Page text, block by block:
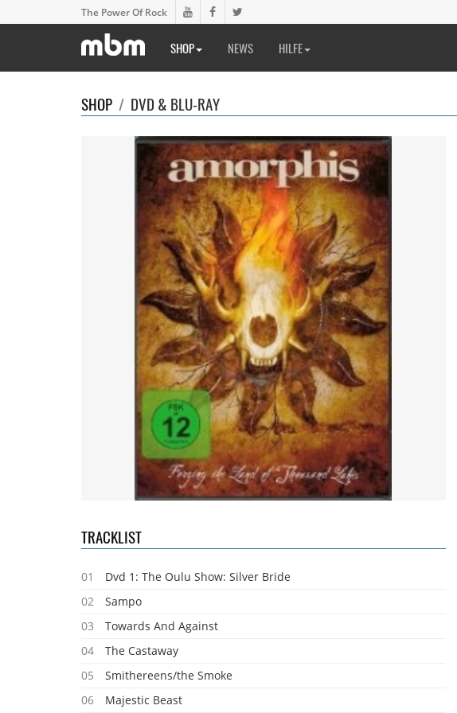
The Power Of Rock
SHOP NEWS HILFE
SHOP / DVD & BLU-RAY
TRACKLIST
01
Dvd 1: The Oulu Show: Silver Bride
02
Sampo
03
Towards And Against
04
The Castaway
05
Smithereens/the Smoke
06
Majestic Beast